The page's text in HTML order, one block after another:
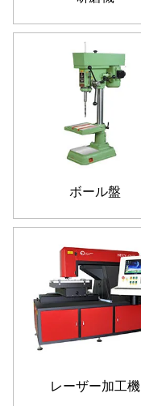
ボール盤
レーザー加工機